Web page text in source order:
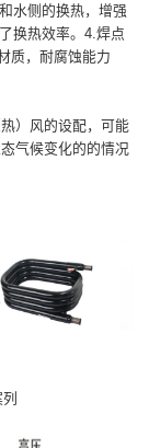
水侧的换热，增强
换热效率。4.焊点
质，耐腐蚀能力
）风的设配，可能
气候变化的的情况